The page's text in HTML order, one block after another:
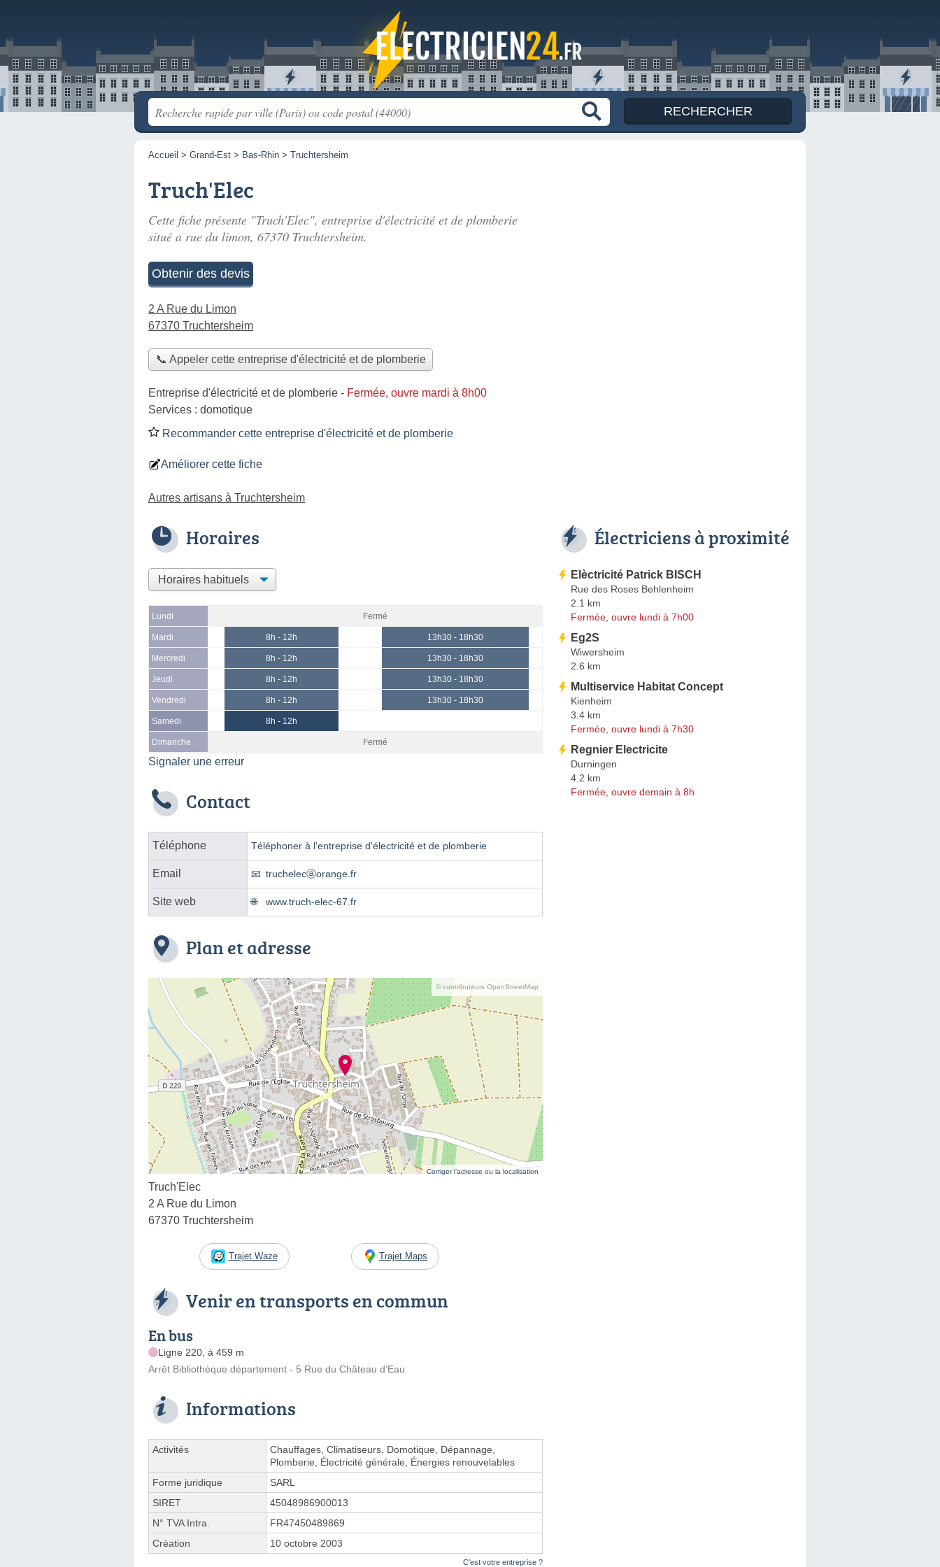
Accueil > Grand-Est > Bas-Rhin > Truchtersheim
Truch'Elec
Cette fiche présente "Truch'Elec", entreprise d'électricité et de plomberie
situé a rue du limon, 67370 Truchtersheim.
Obtenir des devis
2 A Rue du Limon
67370 Truchtersheim
📞 Appeler cette entreprise d'électricité et de plomberie
Entreprise d'électricité et de plomberie - Fermée, ouvre mardi à 8h00
Services : domotique
Recommander cette entreprise d'électricité et de plomberie
Améliorer cette fiche
Autres artisans à Truchtersheim
Horaires
Lundi Fermé
Mardi 8h - 12h 13h30 - 18h30
Mercredi 8h - 12h 13h30 - 18h30
Jeudi 8h - 12h 13h30 - 18h30
Vendredi 8h - 12h 13h30 - 18h30
Samedi 8h - 12h
Dimanche Fermé
Signaler une erreur
Contact
Téléphone Téléphoner à l'entreprise d'électricité et de plomberie
Email truchelecⓐorange.fr
Site web www.truch-elec-67.fr
Plan et adresse
© contributeurs OpenStreetMap
Corriger l’adresse ou la localisation
Truch'Elec
2 A Rue du Limon
67370 Truchtersheim
Trajet Waze Trajet Maps
Venir en transports en commun
En bus
Ligne 220, à 459 m
Arrêt Bibliothèque département - 5 Rue du Château d’Eau
Informations
Activités
Chauffages, Climatiseurs, Domotique, Dépannage,
Plomberie, Électricité générale, Énergies renouvelables
Forme juridique
SARL
SIRET
45048986900013
N° TVA Intra.
FR47450489869
Création
10 octobre 2003
C'est votre entreprise ?
Électriciens à proximité
Elèctricité Patrick BISCH
Rue des Roses Behlenheim
2.1 km
Fermée, ouvre lundi à 7h00
Eg2S
Wiwersheim
2.6 km
Multiservice Habitat Concept
Kienheim
3.4 km
Fermée, ouvre lundi à 7h30
Regnier Electricite
Durningen
4.2 km
Fermée, ouvre demain à 8h